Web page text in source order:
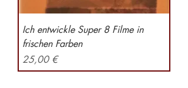
Ich entwickle Super 8 Filme in
frischen Farben
Preis
25,00 €